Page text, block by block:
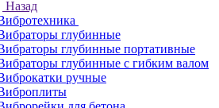
Назад
глубинные
глубинные портативные
глубинные с гибким валом
ручные